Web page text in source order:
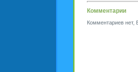
Комментарии
Комментариев